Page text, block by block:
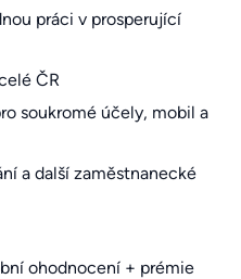
práci v prosperující
ČR
soukromé účely, mobil a
a další zaměstnanecké
ohodnocení + prémie